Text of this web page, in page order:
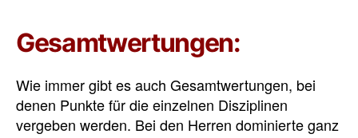
Gesamtwertungen:
Wie immer gibt es auch Gesamtwertungen, bei
denen Punkte für die einzelnen Disziplinen
vergeben werden. Bei den Herren dominierte ganz